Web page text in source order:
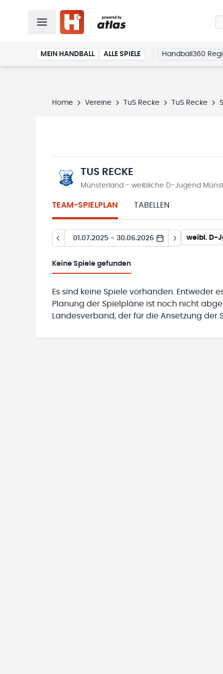
MEIN HANDBALL ALLE SPIELE Handball360
Home Vereine TuS Recke TuS Recke
TUS RECKE
Münsterland - weibliche D-Jugend
TEAM-SPIELPLAN TABELLEN
01.07.2025 - 30.06.2026 weibl. D-
Keine Spiele gefunden
Es sind keine Spiele vorhanden. Entweder
Planung der Spielpläne ist noch nicht
Landesverband, der für die Ansetzung der